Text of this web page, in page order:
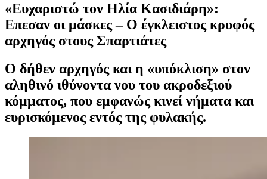
«Ευχαριστώ τον Ηλία Κασιδιάρη»:
Επεσαν οι μάσκες – Ο έγκλειστος κρυφός
αρχηγός στους Σπαρτιάτες
Ο δήθεν αρχηγός και η «υπόκλιση» στον
αληθινό ιθύνοντα νου του ακροδεξιού
κόμματος, που εμφανώς κινεί νήματα και
ευρισκόμενος εντός της φυλακής.